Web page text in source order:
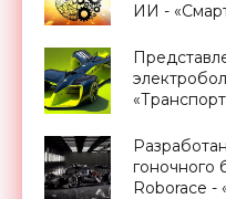
ИИ -
гоночного
Roborace -